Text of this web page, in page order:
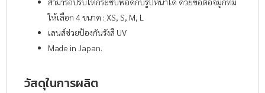
ให้เลือก 4 ขนาด : XS, S, M, L
เลนส์ช่วยป้องกันรังสี UV
Made in Japan.
วัสดุในการผลิต